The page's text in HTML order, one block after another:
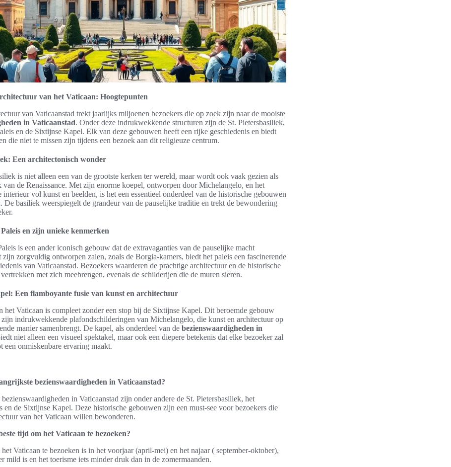
van het Vaticaan: Hoogtepunten
van Vaticaanstad trekt jaarlijks miljoenen bezoekers die op zoek zijn naar de mooiste
in Vaticaanstad. Onder deze indrukwekkende structuren zijn de St. Pietersbasiliek,
en de Sixtijnse Kapel. Elk van deze gebouwen heeft een rijke geschiedenis en biedt
die niet te missen zijn tijdens een bezoek aan dit religieuze centrum.
Een architectonisch wonder
is niet alleen een van de grootste kerken ter wereld, maar wordt ook vaak gezien als
van de Renaissance. Met zijn enorme koepel, ontworpen door Michelangelo, en het
interieur vol kunst en beelden, is het een essentieel onderdeel van de historische gebouwen
De basiliek weerspiegelt de grandeur van de pauselijke traditie en trekt de bewondering
en zijn unieke kenmerken
is een ander iconisch gebouw dat de extravaganties van de pauselijke macht
zijn zorgvuldig ontworpen zalen, zoals de Borgia-kamers, biedt het paleis een fascinerende
van Vaticaanstad. Bezoekers waarderen de prachtige architectuur en de historische
met zich meebrengen, evenals de schilderijen die de muren sieren.
Een flamboyante fusie van kunst en architectuur
het Vaticaan is compleet zonder een stop bij de Sixtijnse Kapel. Dit beroemde gebouw
zijn indrukwekkende plafondschilderingen van Michelangelo, die kunst en architectuur op
manier samenbrengt. De kapel, als onderdeel van de bezienswaardigheden in
niet alleen een visueel spektakel, maar ook een diepere betekenis dat elke bezoeker zal
een onmiskenbare ervaring maakt.
bezienswaardigheden in Vaticaanstad?
in Vaticaanstad zijn onder andere de St. Pietersbasiliek, het
en de Sixtijnse Kapel. Deze historische gebouwen zijn een must-see voor bezoekers die
van het Vaticaan willen bewonderen.
tijd om het Vaticaan te bezoeken?
Vaticaan te bezoeken is in het voorjaar (april-mei) en het najaar ( september-oktober),
mild is en het toerisme iets minder druk dan in de zomermaanden.